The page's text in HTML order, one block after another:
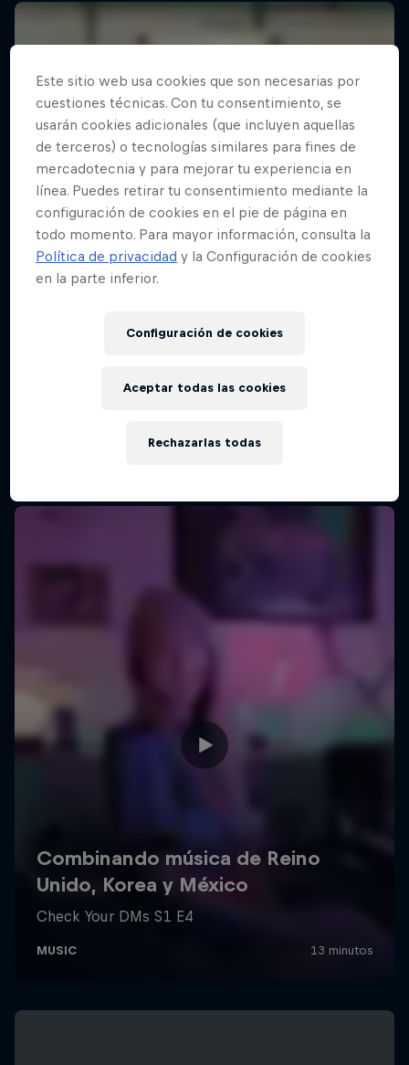
Este sitio web usa cookies que son necesarias por
cuestiones técnicas. Con tu consentimiento, se
usarán cookies adicionales (que incluyen aquellas
de terceros) o tecnologías similares para fines de
mercadotecnia y para mejorar tu experiencia en
línea. Puedes retirar tu consentimiento mediante la
configuración de cookies en el pie de página en
todo momento. Para mayor información, consulta la
Política de privacidad y la Configuración de cookies
en la parte inferior.
Configuración de cookies
Rechazarlas todas
Aceptar todas las cookies